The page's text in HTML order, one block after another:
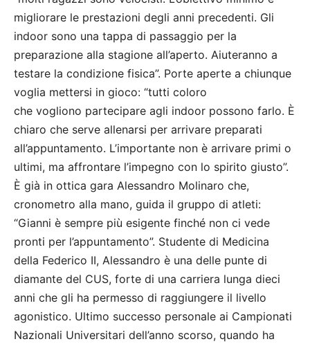
migliorare le prestazioni degli anni precedenti. Gli
indoor sono una tappa di passaggio per la
preparazione alla stagione all’aperto. Aiuteranno a
testare la condizione fisica”. Porte aperte a chiunque
voglia mettersi in gioco: “tutti coloro
che vogliono partecipare agli indoor possono farlo. È
chiaro che serve allenarsi per arrivare preparati
all’appuntamento. L’importante non è arrivare primi o
ultimi, ma affrontare l’impegno con lo spirito giusto”.
È già in ottica gara Alessandro Molinaro che,
cronometro alla mano, guida il gruppo di atleti:
“Gianni è sempre più esigente finché non ci vede
pronti per l’appuntamento”. Studente di Medicina
della Federico II, Alessandro è una delle punte di
diamante del CUS, forte di una carriera lunga dieci
anni che gli ha permesso di raggiungere il livello
agonistico. Ultimo successo personale ai Campionati
Nazionali Universitari dell’anno scorso, quando ha